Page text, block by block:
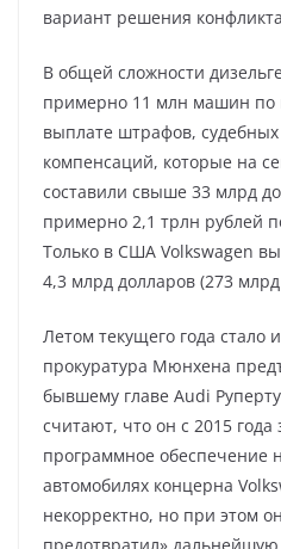
вариант решения
В общей сложности
примерно 11 млн машин по
выплате штрафов,
компенсаций, которые на
составили свыше 33 млрд
примерно 2,1 трлн рублей
Только в США Volkswagen
4,3 млрд долларов (273
Летом текущего года стало
прокуратура Мюнхена
бывшему главе Audi
считают, что он с 2015 года
программное обеспечение
автомобилях концерна
некорректно, но при этом